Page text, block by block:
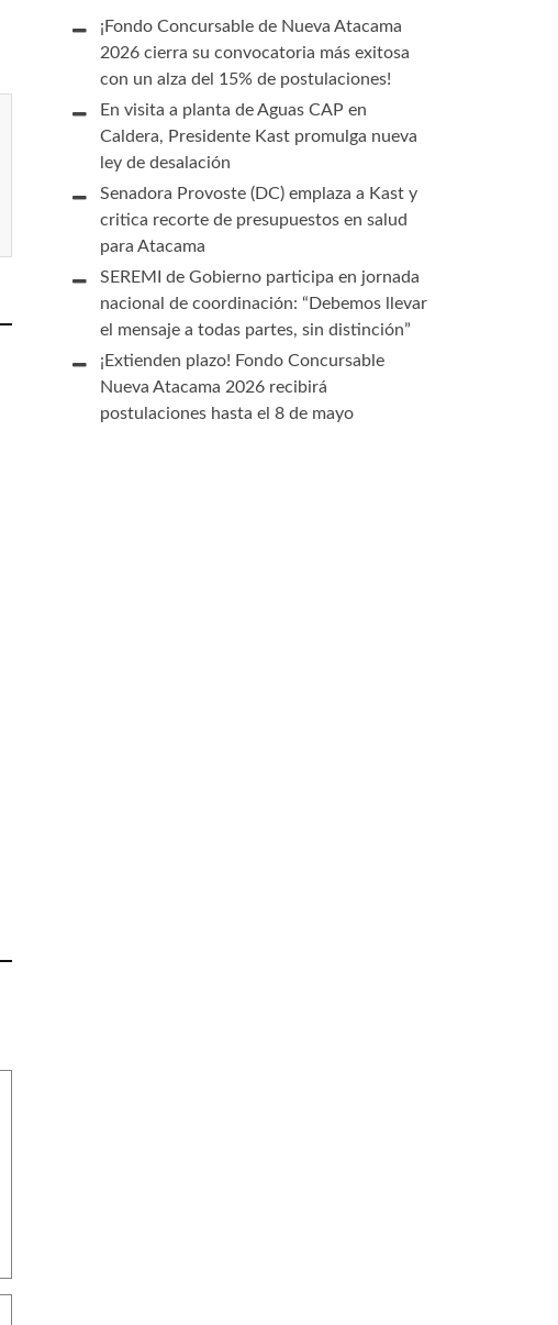
¡Fondo Concursable de Nueva Atacama
2026 cierra su convocatoria más exitosa
con un alza del 15% de postulaciones!
En visita a planta de Aguas CAP en
Caldera, Presidente Kast promulga nueva
ley de desalación
Senadora Provoste (DC) emplaza a Kast y
critica recorte de presupuestos en salud
para Atacama
SEREMI de Gobierno participa en jornada
nacional de coordinación: “Debemos llevar
el mensaje a todas partes, sin distinción”
¡Extienden plazo! Fondo Concursable
Nueva Atacama 2026 recibirá
postulaciones hasta el 8 de mayo